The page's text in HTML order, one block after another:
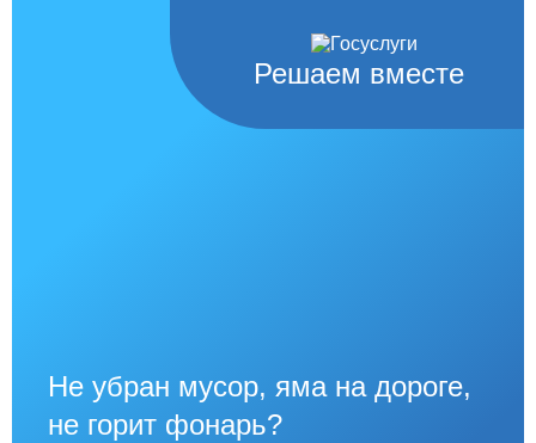
Решаем вместе
Не убран мусор, яма на дороге,
не горит фонарь?